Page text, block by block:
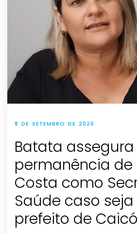
8 DE SETEMBRO DE 2020
Batata assegura
permanência de
Costa como
Saúde caso
prefeito de Caicó